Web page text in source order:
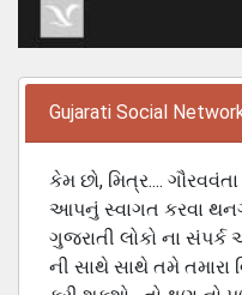
Gujarati Social
કેમ છો, મિત્ર....
આપનું સ્વાગત કરવા
ગુજરાતી લોકો ના
ની સાથે સાથે તમે તમારા